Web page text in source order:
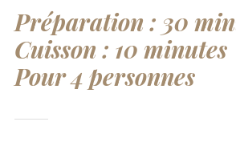
Préparation : 30
Cuisson : 10 minutes
Pour 4 personnes